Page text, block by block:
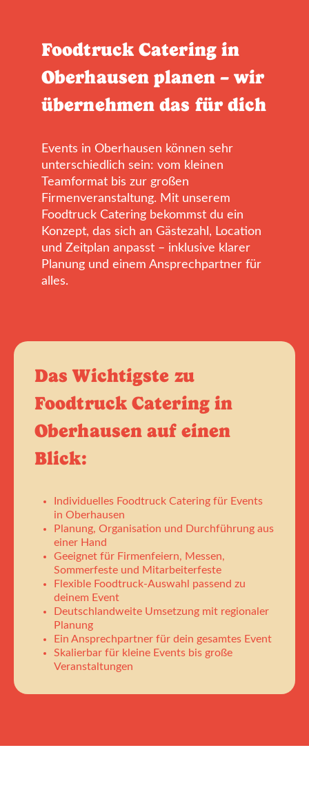
Foodtruck Catering in
Oberhausen planen – wir
übernehmen das für dich
Events in Oberhausen können sehr
unterschiedlich sein: vom kleinen
Teamformat bis zur großen
Firmenveranstaltung. Mit unserem
Foodtruck Catering bekommst du ein
Konzept, das sich an Gästezahl, Location
und Zeitplan anpasst – inklusive klarer
Planung und einem Ansprechpartner für
alles.
Das Wichtigste zu
Foodtruck Catering in
Oberhausen auf einen
Blick:
Individuelles Foodtruck Catering für Events
in Oberhausen
Planung, Organisation und Durchführung aus
einer Hand
Geeignet für Firmenfeiern, Messen,
Sommerfeste und Mitarbeiterfeste
Flexible Foodtruck-Auswahl passend zu
deinem Event
Deutschlandweite Umsetzung mit regionaler
Planung
Ein Ansprechpartner für dein gesamtes Event
Skalierbar für kleine Events bis große
Veranstaltungen